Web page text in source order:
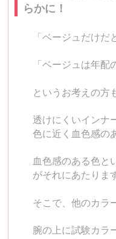
らかに！
「ベージュだけだ
「ベージュは年配
というお考えの方
透けにくいインナ
色に近く血色感の
血色感のある色と
がそれにあたりま
そこで、他のカラ
腕の上に試験カラ